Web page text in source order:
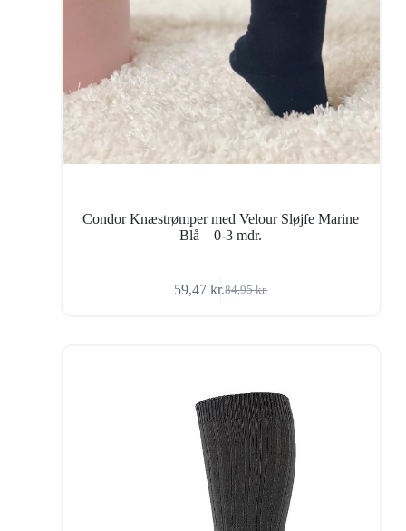
Condor Knæstrømper med Velour Sløjfe Marine
Blå – 0-3 mdr.
84,95kr.
Den
59,47kr.Den